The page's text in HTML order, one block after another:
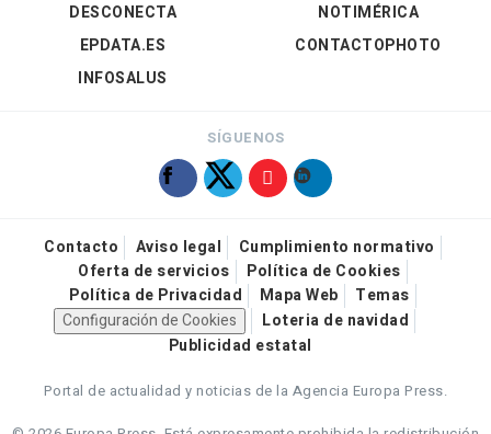
DESCONECTA
EPDATA.ES
INFOSALUS
NOTIMÉRICA
CONTACTOPHOTO
SÍGUENOS
Contacto Aviso legal
Cumplimiento normativo
Oferta de servicios
Política de Cookies
Política de Privacidad
Mapa Web
Temas
Configuración de Cookies
Loteria de navidad
Publicidad estatal
Portal de actualidad y noticias de la Agencia Europa Press.